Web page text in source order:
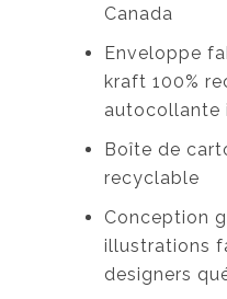
Canada
Enveloppe
kraft 100%
autocollante
Boîte de
recyclable
Conception
illustrations
designers